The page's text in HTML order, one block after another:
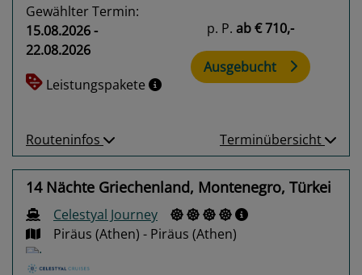
Gewählter Termin:
15.08.2026 -
22.08.2026
Leistungspakete
p. P. ab€ 710,-
Ausgebucht
Routeninfos Terminübersicht
14 Nächte Griechenland, Montenegro, Türkei
Celestyal Journey
Piräus (Athen) - Piräus (Athen)